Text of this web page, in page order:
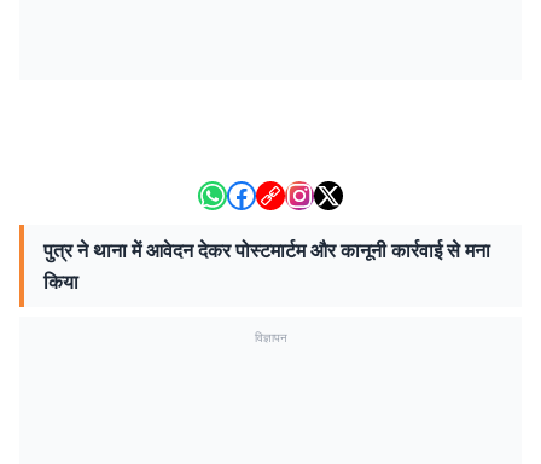
पुत्र ने थाना में आवेदन देकर पोस्टमार्टम और कानूनी कार्रवाई से मना
किया
विज्ञापन